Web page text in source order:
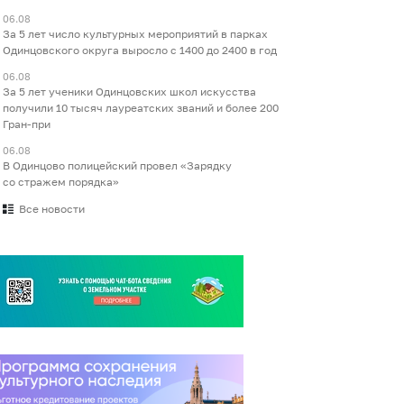
06.08
За 5 лет число культурных мероприятий в парках
Одинцовского округа выросло с 1400 до 2400 в год
06.08
За 5 лет ученики Одинцовских школ искусства
получили 10 тысяч лауреатских званий и более 200
Гран-при
06.08
В Одинцово полицейский провел «Зарядку
со стражем порядка»
Все новости